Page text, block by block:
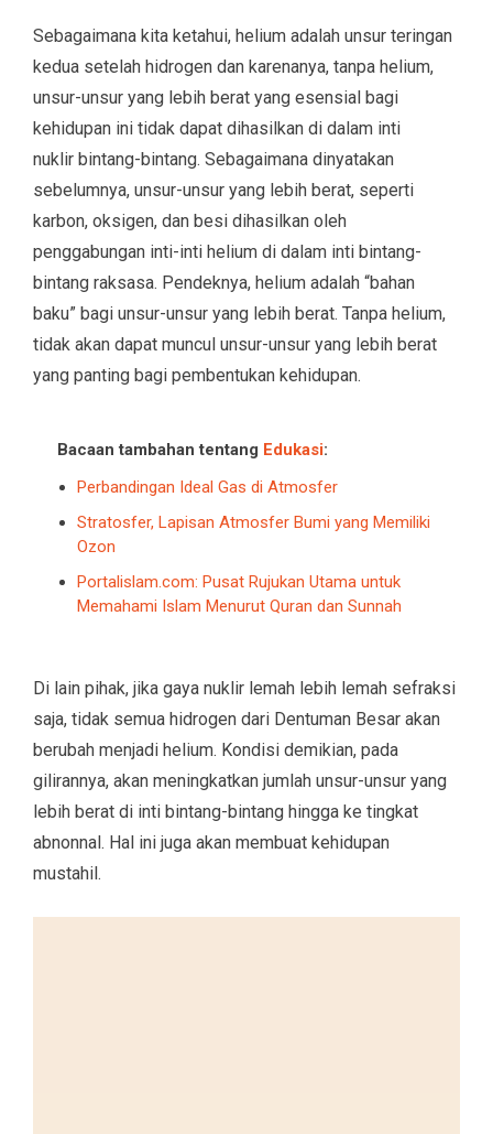
Sebagaimana kita ketahui, helium adalah unsur teringan
kedua setelah hidrogen dan karenanya, tanpa helium,
unsur-unsur yang lebih berat yang esensial bagi
kehidupan ini tidak dapat dihasilkan di dalam inti
nuklir bintang-bintang. Sebagaimana dinyatakan
sebelumnya, unsur-unsur yang lebih berat, seperti
karbon, oksigen, dan besi dihasilkan oleh
penggabungan inti-inti helium di dalam inti bintang-
bintang raksasa. Pendeknya, helium adalah “bahan
baku” bagi unsur-unsur yang lebih berat. Tanpa helium,
tidak akan dapat muncul unsur-unsur yang lebih berat
yang panting bagi pembentukan kehidupan.
Bacaan tambahan tentang Edukasi:
Perbandingan Ideal Gas di Atmosfer
Stratosfer, Lapisan Atmosfer Bumi yang Memiliki
Ozon
Portalislam.com: Pusat Rujukan Utama untuk
Memahami Islam Menurut Quran dan Sunnah
Di lain pihak, jika gaya nuklir lemah lebih lemah sefraksi
saja, tidak semua hidrogen dari Dentuman Besar akan
berubah menjadi helium. Kondisi demikian, pada
gilirannya, akan meningkatkan jumlah unsur-unsur yang
lebih berat di inti bintang-bintang hingga ke tingkat
abnonnal. Hal ini juga akan membuat kehidupan
mustahil.